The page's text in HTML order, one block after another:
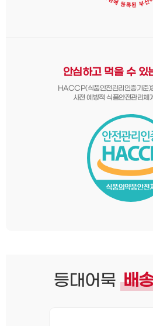
안심하고 먹을 수 있
HACCP(식품안전관리인증기준)
사전 예방적 식품안전관리체
등대어묵 배